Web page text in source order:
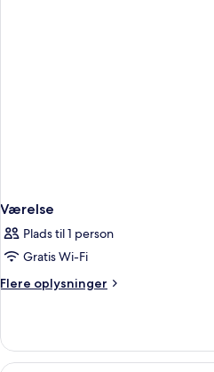
Værelse
Plads til 1 person
Gratis Wi-Fi
Flere oplysninger
Flere